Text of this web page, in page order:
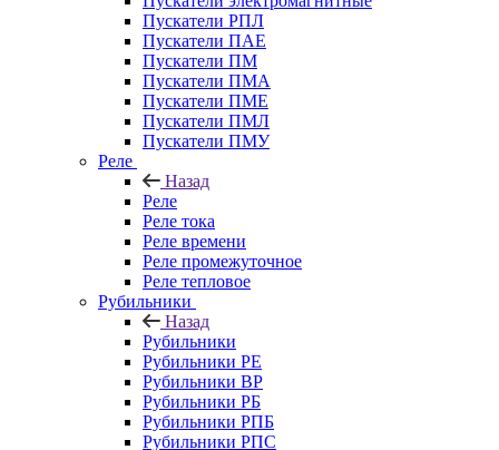
Пускатели РПЛ
Пускатели ПАЕ
Пускатели ПМ
Пускатели ПМА
Пускатели ПМЕ
Пускатели ПМЛ
Пускатели ПМУ
Реле
Назад
Реле
Реле тока
Реле времени
Реле промежуточное
Реле тепловое
Рубильники
Назад
Рубильники
Рубильники РЕ
Рубильники ВР
Рубильники РБ
Рубильники РПБ
Рубильники РПС